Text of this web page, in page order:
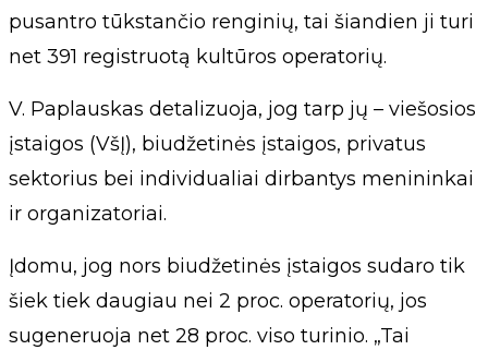
pusantro tūkstančio renginių, tai šiandien ji turi
net 391 registruotą kultūros operatorių.
V. Paplauskas detalizuoja, jog tarp jų – viešosios
įstaigos (VšĮ), biudžetinės įstaigos, privatus
sektorius bei individualiai dirbantys menininkai
ir organizatoriai.
Įdomu, jog nors biudžetinės įstaigos sudaro tik
šiek tiek daugiau nei 2 proc. operatorių, jos
sugeneruoja net 28 proc. viso turinio. „Tai